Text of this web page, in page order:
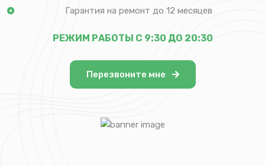
Гарантия на ремонт до 12 месяцев
РЕЖИМ РАБОТЫ С 9:30 ДО 20:30
Перезвоните мне